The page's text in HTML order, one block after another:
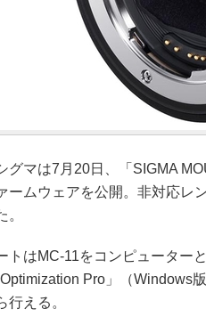
グマは7月20日、「SIGMA
ームウェアを公開。非対応レ
。
トはMC-11をコンピューター
Optimization Pro」（Windows
行える。